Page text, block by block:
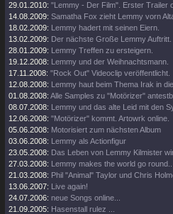
29.01.2010: "Lemmy - Der Film". Erster Trailer
14.08.2009: Samatha Fox zieht Lemmy vorn
18.02.2009: Lemmy hadert mit seinen Eiern.
13.02.2009: Der nächste Große Lemmy Auftritt.
28.01.2009: Lemmy Treffen zu ersteigern.
19.12.2008: Lemmy und der Weihnachtsmann.
17.11.2008: "Rock Out" Videoclip veröffentlicht.
12.08.2008: Lemmy haut beim Thema Irak in
01.08.2008: Alle Samples zu "Motörizer"
08.07.2008: Lemmy und das alte Leid mit den
12.06.2008: "Motörizer" kommt. Artowrk online.
05.06.2008: Motorisiert zum nächsten Album
03.06.2008: Lemmy als Actionfigur
23.05.2008: Das Leben von Lemmy Kilmister
27.03.2008: Lemmy makes the world go
21.03.2008: Phil "Animal" Taylor und Chris
13.06.2007: Live again!
24.07.2006: neue Songs online...
21.09.2005: Hasenstall rulez ...